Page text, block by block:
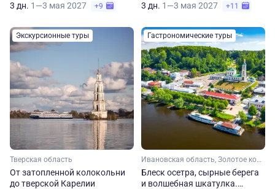
3 дн. 1—3 мая 2027 +9 3 дн. 1—3 мая 2027 +11
Экскурсионные туры
Тверская область
От затопленной колокольни
до тверской Карелии
Гастрономические туры
Ивановская область, Золотое кольцо, Малое Золотое кольцо
Блеск осетра, сырные берега
и волшебная шкатулка.